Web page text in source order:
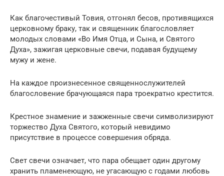
Как благочестивый Товия, отгонял бесов, противящихся
церковному браку, так и священник благословляет
молодых словами «Во Имя Отца, и Сына, и Святого
Духа», зажигая церковные свечи, подавая будущему
мужу и жене.
На каждое произнесенное священнослужителей
благословение брачующаяся пара троекратно крестится.
Крестное знамение и зажженные свечи символизируют
торжество Духа Святого, который невидимо
присутствие в процессе совершения обряда.
Свет свечи означает, что пара обещает один другому
хранить пламенеющую, не угасающую с годами любовь